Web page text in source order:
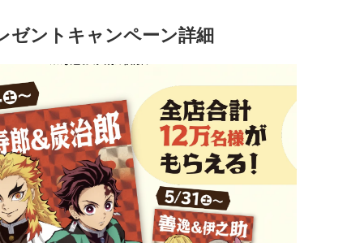
ゼントキャンペーン詳細